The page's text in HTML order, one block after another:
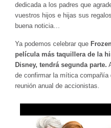
dedicada a los padres que
vuestros hijos e hijas sus
buena noticia…
Ya podemos celebrar que
película más taquillera de la
Disney, tendrá segunda parte.
de confirmar la mítica compañía
reunión anual de accionistas.